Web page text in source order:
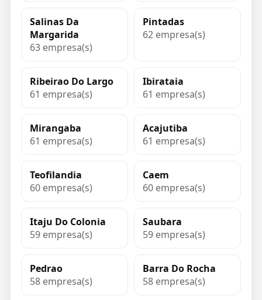
Salinas Da
Margarida
63 empresa(s)
Pintadas
62 empresa(s)
Ribeirao Do Largo
61 empresa(s)
Ibirataia
61 empresa(s)
Mirangaba
61 empresa(s)
Acajutiba
61 empresa(s)
Teofilandia
60 empresa(s)
Caem
60 empresa(s)
Itaju Do Colonia
59 empresa(s)
Saubara
59 empresa(s)
Pedrao
58 empresa(s)
Barra Do Rocha
58 empresa(s)